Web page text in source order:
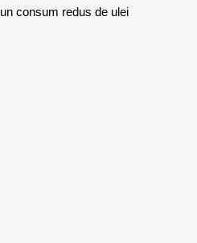
consum redus de ulei